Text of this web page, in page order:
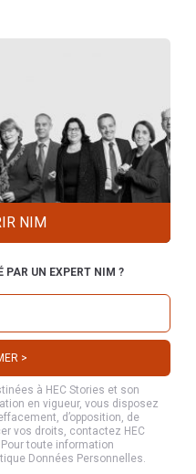
NIM
PAR UN EXPERT NIM ?
à HEC Stories et son
en vigueur, vous disposez
d’opposition, de
vos droits, contactez HEC
toute information
Données Personnelles.